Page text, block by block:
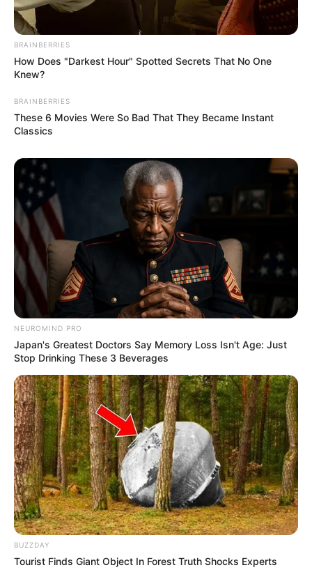
zum Strahlen bringen und gleichzeitig die
Umwelt schonen. Es ist Zeit, den Kampf gegen
Kalkablagerungen zu gewinnen und Ihr
Badezimmer in eine Oase der Sauberkeit und
BRAINBERRIES
How Does "Darkest Hour" Spotted Secrets That No One
Knew?
BRAINBERRIES
These 6 Movies Were So Bad That They Became Instant
Classics
NEUROMIND PRO
Japan's Greatest Doctors Say Memory Loss Isn't Age: Just
Stop Drinking These 3 Beverages
BUZZDAY
Tourist Finds Giant Object In Forest Truth Shocks Experts